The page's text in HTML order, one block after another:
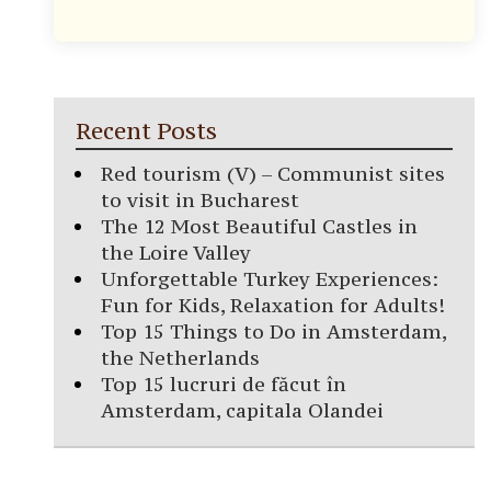
Recent Posts
Red tourism (V) – Communist sites
to visit in Bucharest
The 12 Most Beautiful Castles in
the Loire Valley
Unforgettable Turkey Experiences:
Fun for Kids, Relaxation for Adults!
Top 15 Things to Do in Amsterdam,
the Netherlands
Top 15 lucruri de făcut în
Amsterdam, capitala Olandei